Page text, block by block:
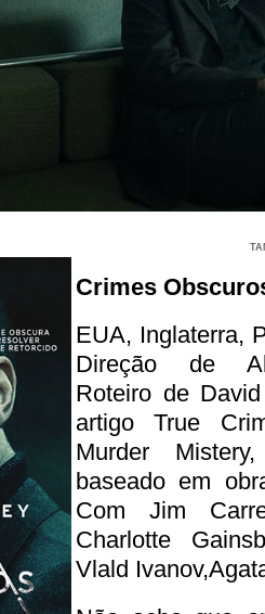
Crimes
EUA, Inglaterra,
Direção de
Roteiro de
artigo True
Murder
baseado em
Com Jim
Charlotte
Vlald